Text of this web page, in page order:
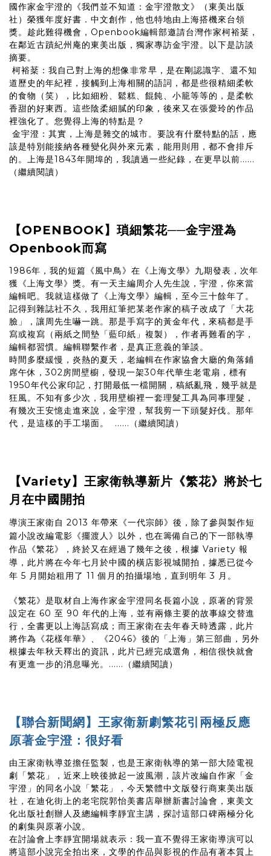
國作家金宇澄的《我們並不知道：金宇澄散文》（東美出版
社）榮獲年度好書．中文創作，他也特地由上海搭機來台領
獎。趁此難得機會，Openbook編輯部邀請台灣作家柯裕棻，
在鄰近古蹟紀州庵的東美出版，獨家專訪金宇澄。以下是訪談
摘要。
柯裕棻：我自己對上海的想像非常早，是在剛認識字、還不知
道歷史的年紀裡，接觸到上海相關的語詞，都是些很精細柔軟
的食物（笑），比如細粉、鬆糕、餛飩、小籠等等的，是柔軟
香甜的好東西。這些陰柔細膩的印象，後來又在張愛玲的作品
裡強化了。您覺得上海的特點是？
金宇澄：其實，上海是雜交的城市。要說有什麼特點的話，應
該是特別能接納各種變化與外來元素，能用則用，都不會排斥
的。上海是1843年開埠的，我讀過一些紀錄，在更早以前......
（繼續閱讀）
【OPENBOOK】瑣細繁花──金宇澄為
Openbook而寫
1986年，我的短篇《風中鳥》在《上海文學》九期發表，次年
獲《上海文學》獎。有一天主編周介人先生說，宇澄，你來當
編輯吧。我就這樣做了《上海文學》編輯，至今三十餘年了。
記得到雜誌社不久，我用紅筆把某老作家的稿子改成了「大花
臉」，讓周先生嚇一跳。那是手寫字的黃金年代，來稿都是手
寫或複寫（兩紙之間墊「藍印紙」複製），作者再難看的字，
編輯都習慣。編輯聯繫作者，是真正意義的筆談。
時間多麼緩慢，炎熱的夏天，老編輯在作家協會大廳的角落鋪
席午休，302房間壁櫥，發現一架30年代華生老電扇，標有
1950年代公家印記，打開最低一檔開關，稿紙亂飛，幾乎就是
狂風。不知有多少次，我用壁櫥裡一套理髮工具為同事理髮，
有幾次王安憶走進來說，金宇澄，幫我剪一下頭髮好伐。那年
代，是這樣的手工場面。 ......（繼續閱讀）
【Variety】王家衛執導新片《繁花》將於七
月在中國開拍
導演王家衛自 2013 年帶來《一代宗師》後，除了參與製作短
篇小說改編電影《擺渡人》以外，也在籌備自己的下一部執導
作品《繁花》，終於又在經過了幾年之後，根據 Variety 報
導，此片將在今年七月於中國的橫店影視城開拍，據悉已從今
年 5 月開始租用了 11 個月的拍攝場地，直到明年 3 月。
《繁花》是取材自上海作家金宇澄同名長篇小說，原著的背景
設定在 60 至 90 年代的上海，並有兩條主要的故事線交替進
行，全書更以上海話寫成；而王家衛在去年春天時透露，此片
將作為《花樣年華》、《2046》後的「上海」第三部曲，另外
根據去年秋天釋出的資訊，此片已經完成選角，相信很快就會
有更進一步的消息曝光。......（繼續閱讀）
【聯合新聞網】王家衛新劇繁花引兩極反應
原著金宇澄：很好看
由王家衛執導並擔任監製，也是王家衛執導的第一部大陸電視
劇「繁花」，近來上映後掀起一波風潮，該片改編自作家「金
宇澄」的同名小說「繁花」，今天繁體中文版發行商東美出版
社，在迪化街上的老宅院郭怡美書店舉辦新書討論會，東美文
化出版社創辦人及總編輯李靜宜主講，探討這部口碑兩極分化
的劇集與原著小說。
在討論會上李靜宜開場就表示：我一直不覺得王家衛導演可以
將這部小說完全拍出來，文學的作品與影視的作品有著本質上